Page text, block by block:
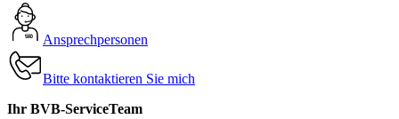
Ansprechpersonen
Bitte kontaktieren Sie mich
Ihr BVB-ServiceTeam